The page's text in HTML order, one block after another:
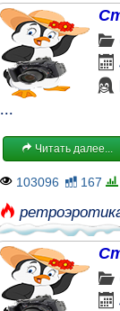
...
Читать далее...
103096 167